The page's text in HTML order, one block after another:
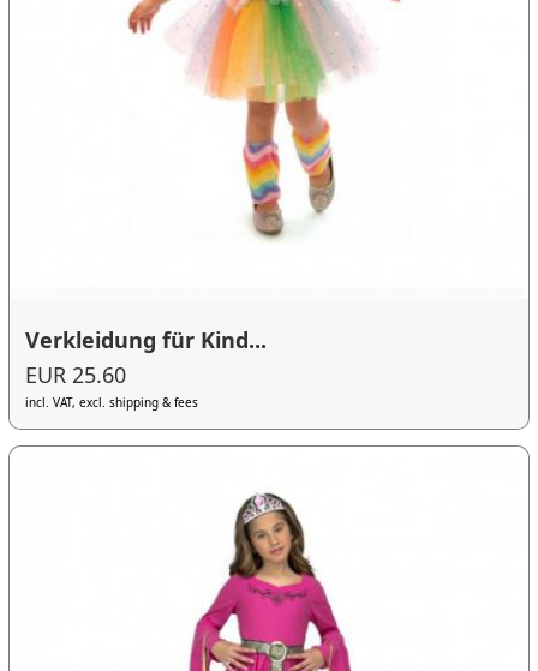
Verkleidung für Kind...
EUR 25.60
incl. VAT, excl. shipping & fees